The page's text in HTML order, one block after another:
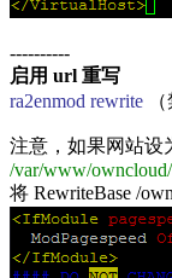
----------
启用 url 重写
ra2enmod rewrite
注意，如果网站设
/var/www/owncloud/
将 RewriteBase /